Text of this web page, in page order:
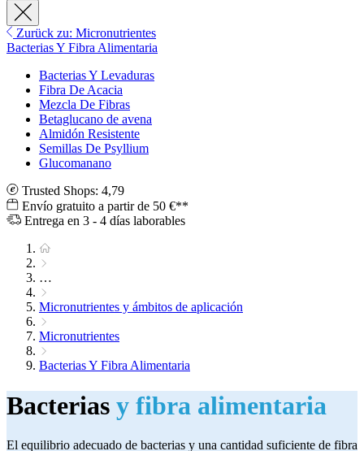
Zurück zu: Micronutrientes
Bacterias Y Fibra Alimentaria
Bacterias Y Levaduras
Fibra De Acacia
Mezcla De Fibras
Betaglucano de avena
Almidón Resistente
Semillas De Psyllium
Glucomanano
Trusted Shops: 4,79
Envío gratuito a partir de 50 €**
Entrega en 3 - 4 días laborables
…
Micronutrientes y ámbitos de aplicación
Micronutrientes
Bacterias Y Fibra Alimentaria
Bacterias y fibra alimentaria
El equilibrio adecuado de bacterias y una cantidad suficiente de fibra